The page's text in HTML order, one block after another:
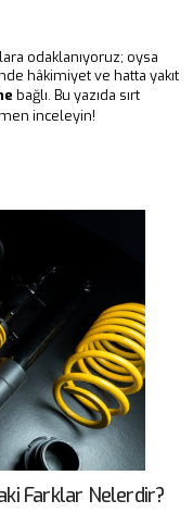
odaklanıyoruz; oysa
hâkimiyet ve hatta yakıt
bağlı. Bu yazıda sırt
inceleyin!
Farklar Nelerdir?